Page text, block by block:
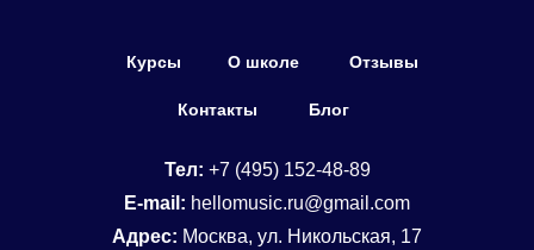
Тел: +7 (495) 152-48-89
E-mail: hellomusic.ru@gmail.com
Адрес: Москва, ул. Никольская, 17
Курсы О школе
Контакты
Отзывы
Блог